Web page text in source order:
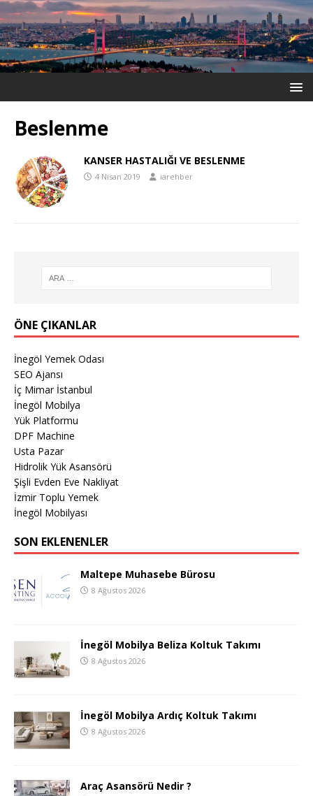
Beslenme
KANSER HASTALIĞI VE BESLENME
4 Nisan 2019 iarehber
ÖNE ÇIKANLAR
İnegöl Yemek Odası
SEO Ajansı
İç Mimar İstanbul
İnegöl Mobilya
Yük Platformu
DPF Machine
Usta Pazar
Hidrolik Yük Asansörü
Şişli Evden Eve Nakliyat
İzmir Toplu Yemek
İnegöl Mobilyası
SON EKLENENLER
Maltepe Muhasebe Bürosu
8 Ağustos 2026
İnegöl Mobilya Beliza Koltuk Takımı
8 Ağustos 2026
İnegöl Mobilya Ardıç Koltuk Takımı
8 Ağustos 2026
Araç Asansörü Nedir ?